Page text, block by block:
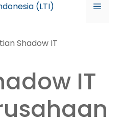
Menu
IT